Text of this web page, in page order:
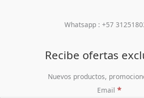
Whatsapp : +57
Recibe ofertas
Nuevos productos,
Email *